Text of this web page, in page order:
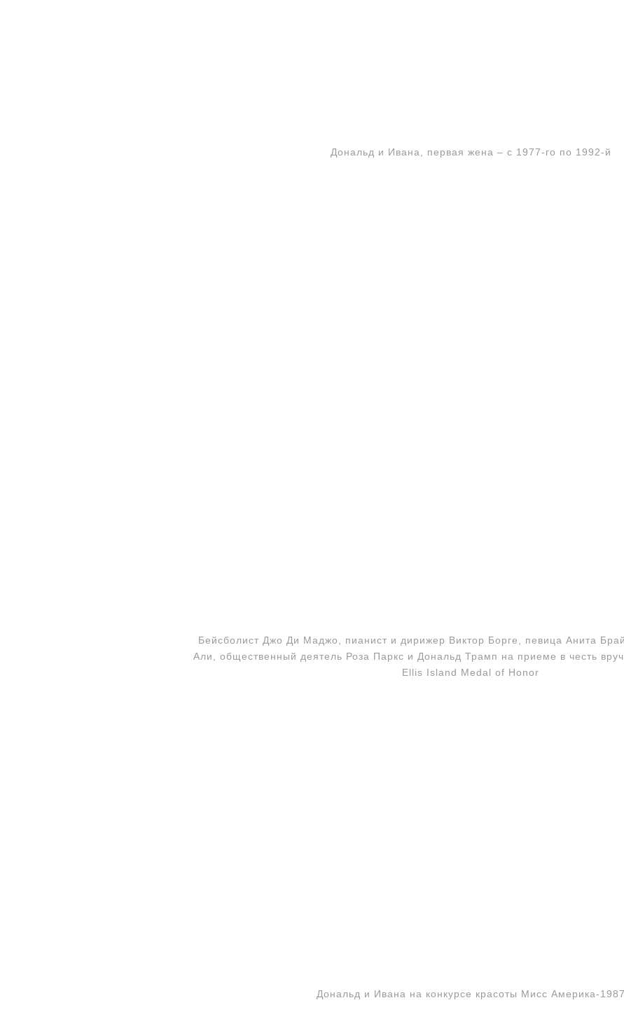
Дональд и Ивана, первая жена – с 1977-го по 1992-й
Бейсболист Джо Ди Маджо, пианист и дирижер Виктор Борге, певица Анита
Али, общественный деятель Роза Паркс и Дональд Трамп на приеме в честь
Ellis Island Medal of Honor
Дональд и Ивана на конкурсе красоты Мисс Америка-1987